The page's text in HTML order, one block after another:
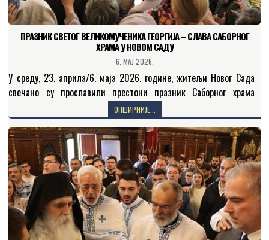
ПРАЗНИК СВЕТОГ ВЕЛИКОМУЧЕНИКА ГЕОРГИЈА – СЛАВА САБОРНОГ
ХРАМА У НОВОМ САДУ
6. МАЈ 2026.
У среду, 23. априла/6. маја 2026. године, житељи Новог Сада
свечано су прославили престони празник Саборног храма
Светог великомученика, победоносца и чудотворца Георгија. На
светој…
ОПШИРНИЈЕ...